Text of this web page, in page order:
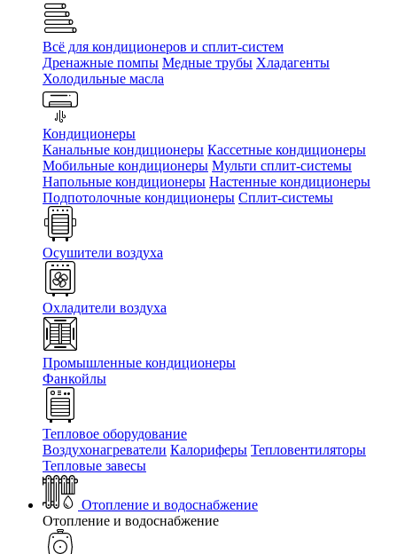
Всё для кондиционеров и сплит-систем
Дренажные помпы Медные трубы Хладагенты
Холодильные масла
Кондиционеры
Канальные кондиционеры Кассетные кондиционеры
Мобильные кондиционеры Мульти сплит-системы
Напольные кондиционеры Настенные кондиционеры
Подпотолочные кондиционеры Сплит-системы
Осушители воздуха
Охладители воздуха
Промышленные кондиционеры
Фанкойлы
Тепловое оборудование
Воздухонагреватели Калориферы Тепловентиляторы
Тепловые завесы
Отопление и водоснабжение
Отопление и водоснабжение